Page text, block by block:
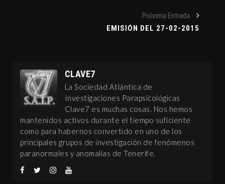
Próxima Entrada
EMISIÓN DEL 27-02-2015
CLAVE7
La Sociedad Atlántica de
Investigaciones Parapsicológicas
Clave7 es muchas cosas. Nos hemos
mantenidos activos durante el tiempo suficiente
como para habernos convertido en uno de los
principales grupos de investigación de fenómenos
paranormales y anomalías de Tenerife.